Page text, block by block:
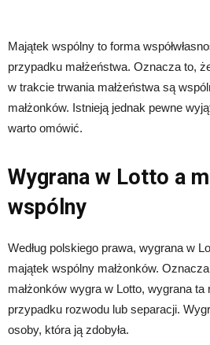
Majątek wspólny to forma
przypadku małżeństwa. Oznacza to,
w trakcie trwania małżeństwa są
małżonków. Istnieją jednak pewne
warto omówić.
Wygrana w Lotto a
wspólny
Według polskiego prawa, wygrana w
majątek wspólny małżonków.
małżonków wygra w Lotto, wygrana ta
przypadku rozwodu lub separacji.
osoby, która ją zdobyła.